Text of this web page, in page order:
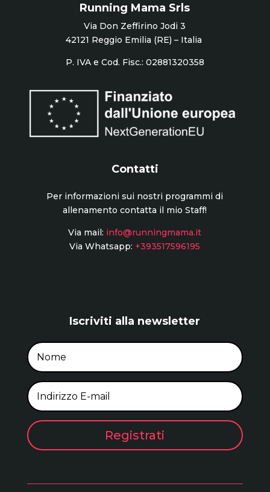
Running Mama Srls
Via Don Zeffirino Jodi 3
42121 Reggio Emilia (RE) – Italia
P. IVA e Cod. Fisc.: 02881320358
Contatti
Per informazioni sui nostri programmi di
allenamento contatta il mio Staff!
Via mail: info@runningmama.it
Via Whatsapp: +393517596195
Iscriviti alla newsletter
Registrati